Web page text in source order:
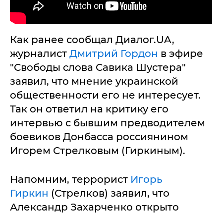
Как ранее сообщал Диалог.UA,
журналист Дмитрий Гордон в эфире
"Свободы слова Савика Шустера"
заявил, что мнение украинской
общественности его не интересует.
Так он ответил на критику его
интервью с бывшим предводителем
боевиков Донбасса россиянином
Игорем Стрелковым (Гиркиным).
Напомним, террорист Игорь
Гиркин (Стрелков) заявил, что
Александр Захарченко открыто